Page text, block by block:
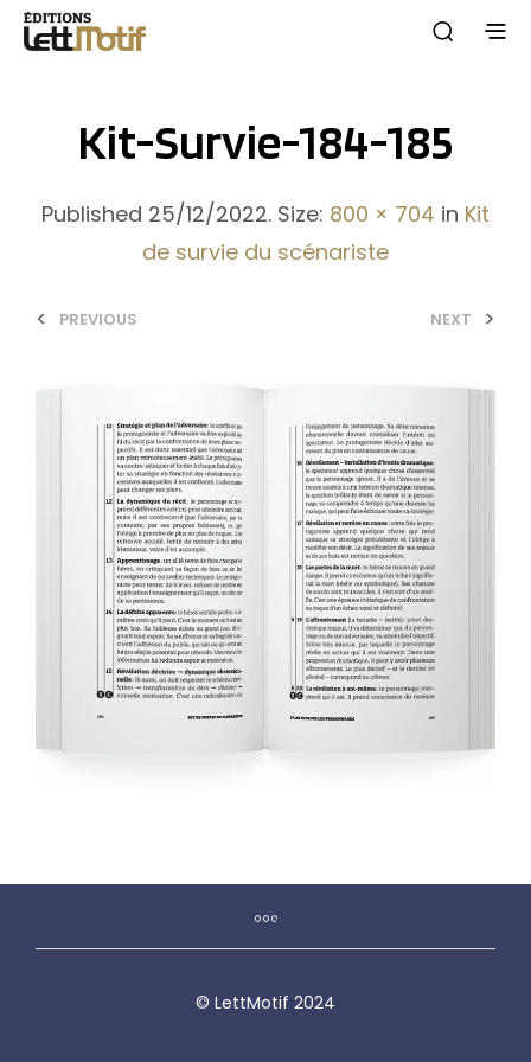
Kit-Survie-184-185
Published 25/12/2022. Size: 800 × 704 in Kit
de survie du scénariste
< PREVIOUS NEXT >
© LettMotif 2024